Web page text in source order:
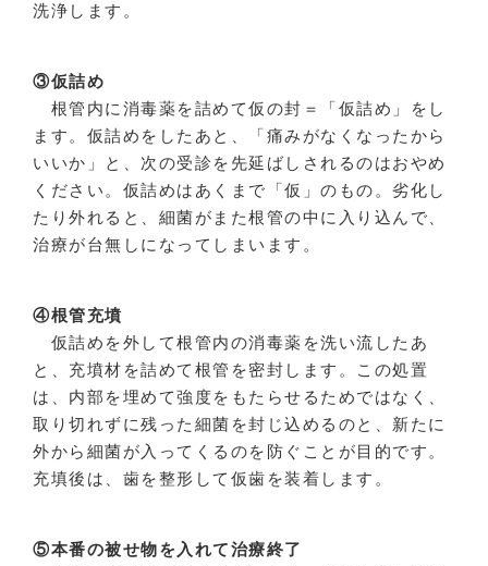
洗浄します。
③仮詰め
根管内に消毒薬を詰めて仮の封＝「仮詰め」をし
ます。仮詰めをしたあと、「痛みがなくなったから
いいか」と、次の受診を先延ばしされるのはおやめ
ください。仮詰めはあくまで「仮」のもの。劣化し
たり外れると、細菌がまた根管の中に入り込んで、
治療が台無しになってしまいます。
④根管充墳
仮詰めを外して根管内の消毒薬を洗い流したあ
と、充墳材を詰めて根管を密封します。この処置
は、内部を埋めて強度をもたらせるためではなく、
取り切れずに残った細菌を封じ込めるのと、新たに
外から細菌が入ってくるのを防ぐことが目的です。
充填後は、歯を整形して仮歯を装着します。
⑤本番の被せ物を入れて治療終了